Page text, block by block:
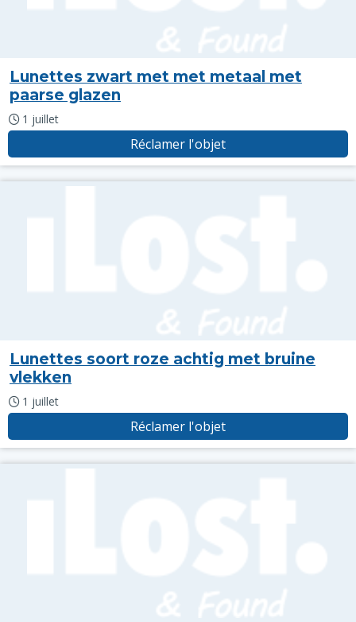
Lunettes zwart met met metaal met
paarse glazen
1 juillet
Réclamer l'objet
Lunettes soort roze achtig met bruine
vlekken
1 juillet
Réclamer l'objet